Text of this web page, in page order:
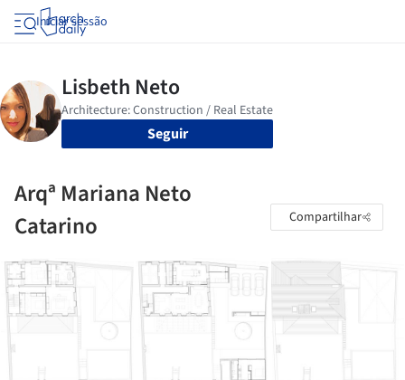
Iniciar sessão
Seguir
Arqª Mariana Neto
Catarino
Compartilhar